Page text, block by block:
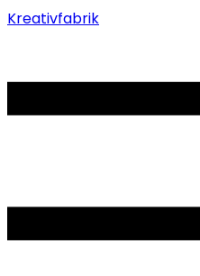
Kreativfabrik